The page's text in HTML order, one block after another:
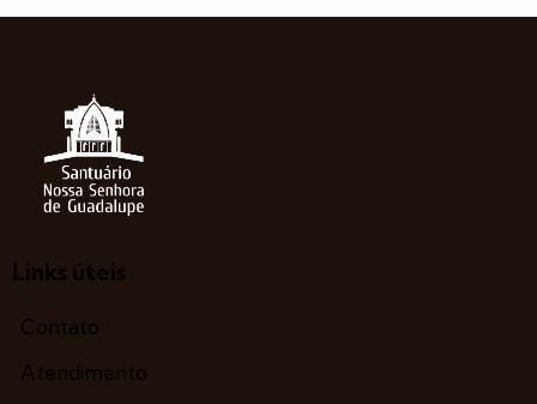
Links úteis
Contato
Atendimento